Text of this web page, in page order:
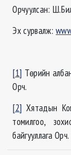
Орчуулсан:
Эх сурвалж:
[1] Төрийн
Орч.
[2] Хятадын
томилгоо,
байгууллага Орч.